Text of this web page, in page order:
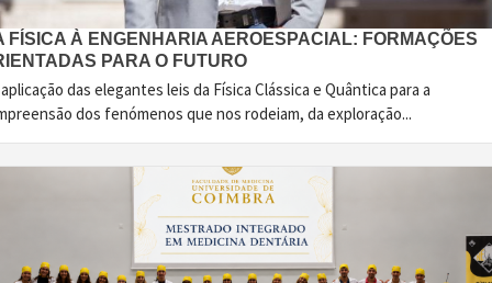
FÍSICA À ENGENHARIA AEROESPACIAL: FORMAÇÕES
PARA O FUTURO
das elegantes leis da Física Clássica e Quântica para a
dos fenómenos que nos rodeiam, da exploração...